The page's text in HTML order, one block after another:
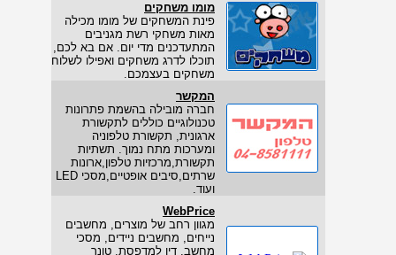
מומו משחקים
פינת המשחקים של מומו מכילה
מאות משחקי רשת מגניבים
המתעדכנים מדי יום. אם בא לכם,
תוכלו לדרג משחקים ואפילו לשלוח
משחקים בעצמכם.
המקשר
חברה מובילה בהשמת פתרונות
טכנולוגיים כוללים לתקשורת
ארגונית, תקשורת טלפוניה
ומערכות מתח נמוך. תשתיות
תקשורת,מרכזיות טלפון,ארונות
שרתים,סיבים אופטיים,מסכי LED
ועוד.
WebPrice
מגוון רחב של מוצרים, מחשבים
נייחים, מחשבים ניידים, מסכי
מחשב, דיו למדפסת, טונר